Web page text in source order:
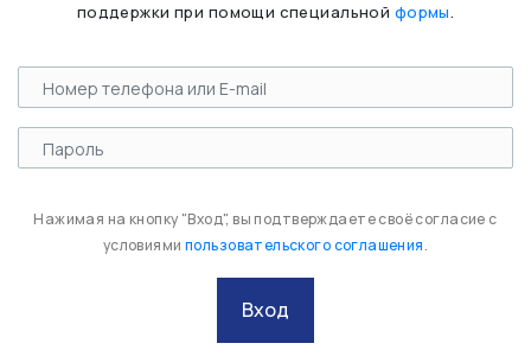
поддержки при помощи специальной формы.
Нажимая на кнопку "Вход", вы подтверждаете своё согласие с
условиями пользовательского соглашения.
Вход